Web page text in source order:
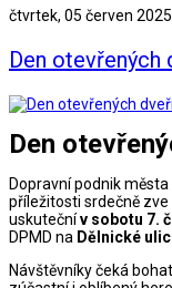
čtvrtek, 05 červen
Den otevřených
Den
Dopravní podnik
příležitosti srdečně
uskutečnív sobotu 7.
DPMD na Dělnické
Návštěvníky čeká